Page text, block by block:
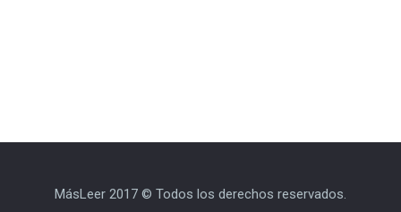
MásLeer 2017 © Todos los derechos reservados.